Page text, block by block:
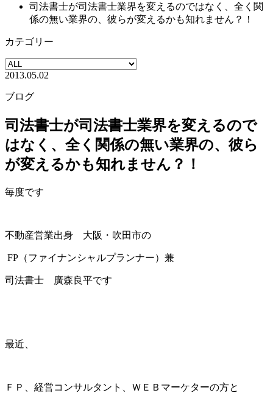
司法書士が司法書士業界を変えるのではなく、全く関
係の無い業界の、彼らが変えるかも知れません？！
カテゴリー
2013.05.02
ブログ
司法書士が司法書士業界を変えるので
はなく、全く関係の無い業界の、彼ら
が変えるかも知れません？！
毎度です
不動産営業出身 大阪・吹田市の
FP（ファイナンシャルプランナー）兼
司法書士 廣森良平です
最近、
ＦＰ、経営コンサルタント、ＷＥＢマーケターの方と